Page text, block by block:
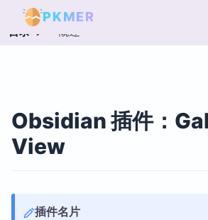
PKMER
目录 概述
Obsidian 插件：
View
插件名片